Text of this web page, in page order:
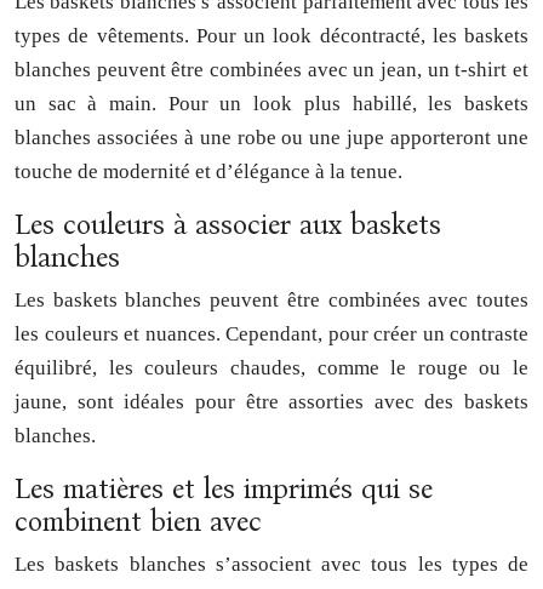
types de vêtements. Pour un look décontracté, les baskets
blanches peuvent être combinées avec un jean, un t-shirt et
un sac à main. Pour un look plus habillé, les baskets
blanches associées à une robe ou une jupe apporteront une
touche de modernité et d’élégance à la tenue.
Les couleurs à associer aux baskets
blanches
Les baskets blanches peuvent être combinées avec toutes
les couleurs et nuances. Cependant, pour créer un contraste
équilibré, les couleurs chaudes, comme le rouge ou le
jaune, sont idéales pour être assorties avec des baskets
blanches.
Les matières et les imprimés qui se
combinent bien avec
Les baskets blanches s’associent avec tous les types de